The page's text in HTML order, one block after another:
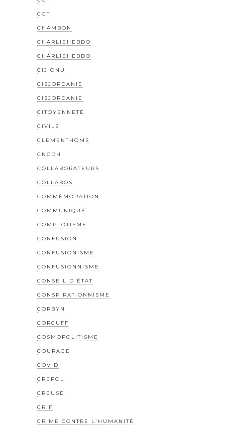
CGT
CHAMBON
CHARLIEHEBDO
CHARLIEHEBDO
CIJ ONU
CISJORDANIE
CISJORDANIE
CITOYENNETÉ
CIVILS
CLEMENTHOMS
CNCDH
COLLABORATEURS
COLLABOS
COMMÉMORATION
COMMUNIQUÉ
COMPLOTISME
CONFUSION
CONFUSIONISME
CONFUSIONNISME
CONSEIL D'ÉTAT
CONSPIRATIONNISME
CORBYN
CORCUFF
COSMOPOLITISME
COURAGE
COVID
CREPOL
CREUSE
CRIF
CRIME CONTRE L'HUMANITÉ